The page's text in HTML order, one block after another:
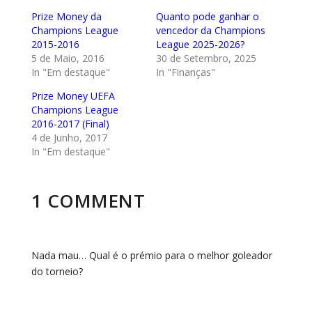
Prize Money da
Champions League
2015-2016
5 de Maio, 2016
In "Em destaque"
Quanto pode ganhar o
vencedor da Champions
League 2025-2026?
30 de Setembro, 2025
In "Finanças"
Prize Money UEFA
Champions League
2016-2017 (Final)
4 de Junho, 2017
In "Em destaque"
1 COMMENT
Nada mau… Qual é o prémio para o melhor goleador
do torneio?